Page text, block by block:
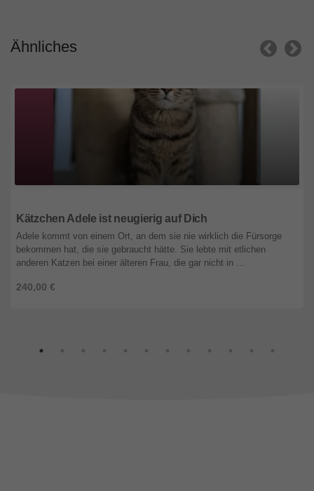
Ähnliches
Kätzchen Adele ist neugierig auf Dich
240,00 €
Adele kommt von einem Ort, an dem sie nie wirklich die Fürsorge
bekommen hat, die sie gebraucht hätte. Sie lebte mit etlichen
anderen Katzen bei einer älteren Frau, die gar nicht in ...